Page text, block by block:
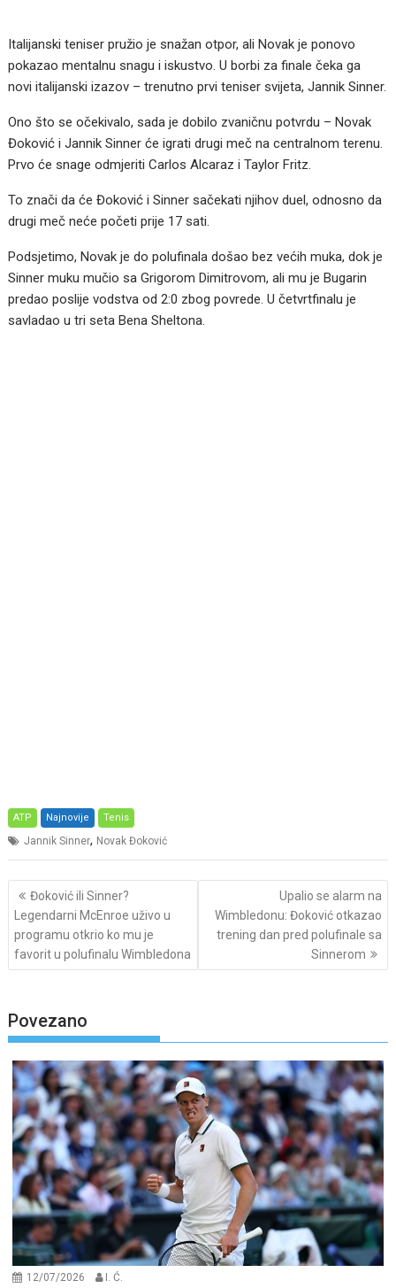
Italijanski teniser pružio je snažan otpor, ali Novak je ponovo
pokazao mentalnu snagu i iskustvo. U borbi za finale čeka ga
novi italijanski izazov – trenutno prvi teniser svijeta, Jannik Sinner.
Ono što se očekivalo, sada je dobilo zvaničnu potvrdu – Novak
Đoković i Jannik Sinner će igrati drugi meč na centralnom terenu.
Prvo će snage odmjeriti Carlos Alcaraz i Taylor Fritz.
To znači da će Đoković i Sinner sačekati njihov duel, odnosno da
drugi meč neće početi prije 17 sati.
Podsjetimo, Novak je do polufinala došao bez većih muka, dok je
Sinner muku mučio sa Grigorom Dimitrovom, ali mu je Bugarin
predao poslije vodstva od 2:0 zbog povrede. U četvrtfinalu je
savladao u tri seta Bena Sheltona.
ATP Najnovije Tenis
Jannik Sinner, Novak Đoković
Post
navigation
Đoković ili Sinner?
Legendarni McEnroe uživo u
programu otkrio ko mu je
favorit u polufinalu Wimbledona
Upalio se alarm na
Wimbledonu: Đoković otkazao
trening dan pred polufinale sa
Sinnerom
Povezano
12/07/2026 I. Ć.